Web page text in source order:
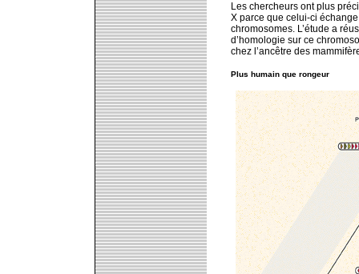
Les chercheurs ont plus
X parce que celui-ci
chromosomes. L’étude a
d’homologie sur ce
chez l’ancêtre des
Plus humain que rongeur